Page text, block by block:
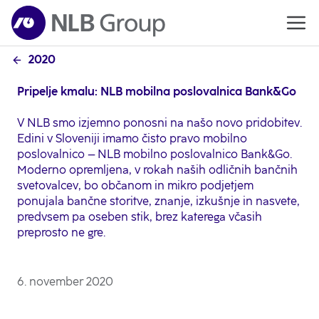
2020
Pripelje kmalu: NLB mobilna poslovalnica Bank&Go
V NLB smo izjemno ponosni na našo novo pridobitev.
Edini v Sloveniji imamo čisto pravo mobilno
poslovalnico – NLB mobilno poslovalnico Bank&Go.
Moderno opremljena, v rokah naših odličnih bančnih
svetovalcev, bo občanom in mikro podjetjem
ponujala bančne storitve, znanje, izkušnje in nasvete,
predvsem pa oseben stik, brez katerega včasih
preprosto ne gre.
6. november 2020